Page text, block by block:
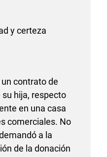
y certeza
contrato de
hija, respecto
en una casa
comerciales. No
a la
de la donación